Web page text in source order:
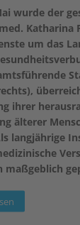
wurde der
Katharina
um das
ihrer
älterer
langjährige
maßgeblich